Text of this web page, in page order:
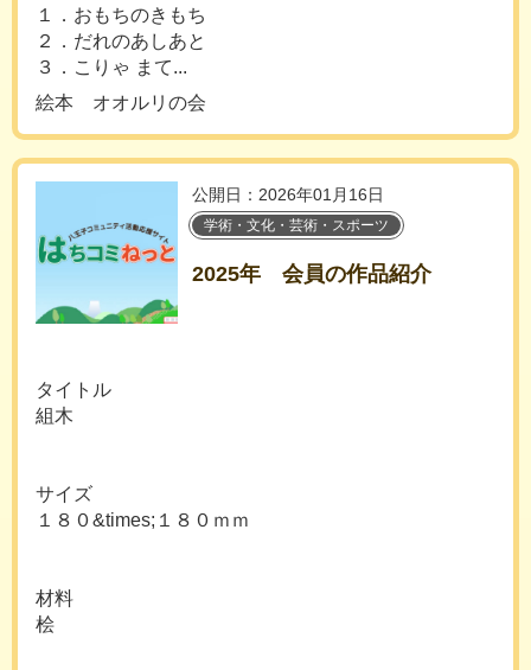
１．おもちのきもち
２．だれのあしあと
３．こりゃ まて...
絵本 オオルリの会
公開日：2026年01月16日
学術・文化・芸術・スポーツ
2025年 会員の作品紹介
タイトル
組木
サイズ
１８０&times;１８０ｍｍ
材料
桧